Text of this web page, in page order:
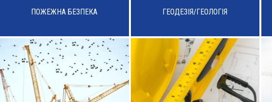
ПОЖЕЖНА БЕЗПЕКА ГЕОДЕЗІЯ/ГЕОЛОГІЯ